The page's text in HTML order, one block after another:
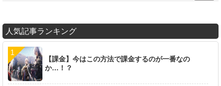
人気記事ランキング
【課金】今はこの方法で課金するのが一番なの
か…！？